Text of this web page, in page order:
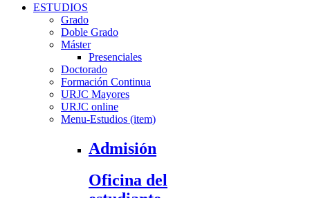
ESTUDIOS
Grado
Doble Grado
Máster
Presenciales
Doctorado
Formación Continua
URJC Mayores
URJC online
Menu-Estudios (item)
Admisión
Oficina del